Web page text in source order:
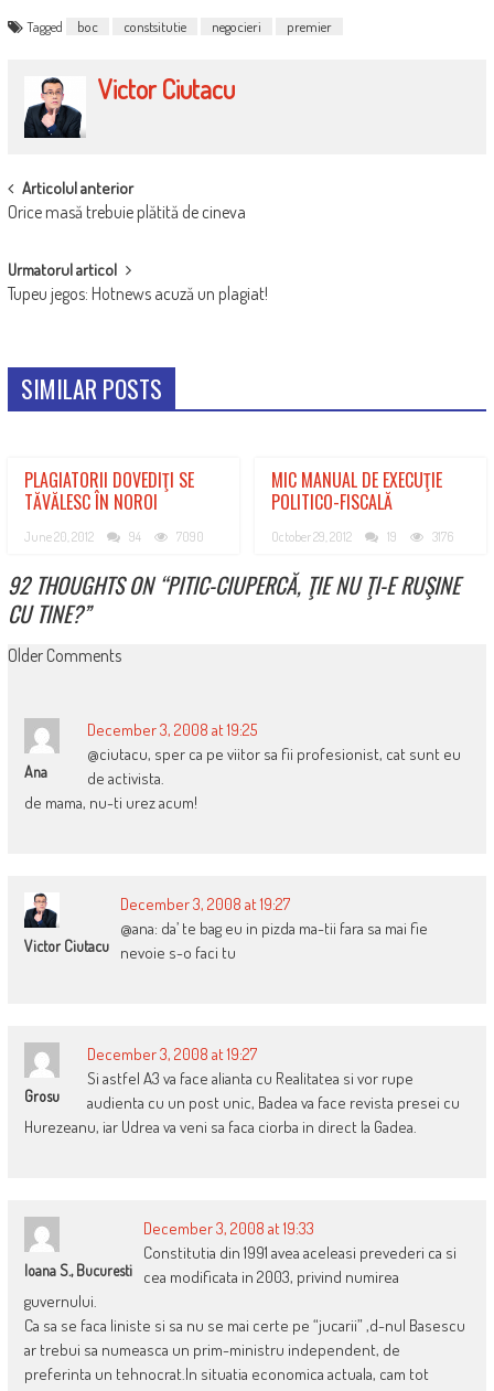
Tagged boc constsitutie negocieri premier
Victor Ciutacu
POST
NAVIGATION
Articolul anterior
Orice masă trebuie plătită de cineva
Urmatorul articol
Tupeu jegos: Hotnews acuză un plagiat!
SIMILAR POSTS
PLAGIATORII DOVEDIŢI SE
TĂVĂLESC ÎN NOROI
June 20, 2012 94 7090
MIC MANUAL DE EXECUŢIE
POLITICO-FISCALĂ
October 29, 2012 19 3176
92 THOUGHTS ON “PITIC-CIUPERCĂ, ŢIE NU ŢI-E RUŞINE
CU TINE?”
COMMENT
Older Comments
Ana
December 3, 2008 at 19:25
@ciutacu, sper ca pe viitor sa fii profesionist, cat sunt eu
de activista.
de mama, nu-ti urez acum!
Victor Ciutacu
December 3, 2008 at 19:27
@ana: da’ te bag eu in pizda ma-tii fara sa mai fie
nevoie s-o faci tu
Grosu
December 3, 2008 at 19:27
Si astfel A3 va face alianta cu Realitatea si vor rupe
audienta cu un post unic, Badea va face revista presei cu
Hurezeanu, iar Udrea va veni sa faca ciorba in direct la Gadea.
Ioana S., Bucuresti
December 3, 2008 at 19:33
Constitutia din 1991 avea aceleasi prevederi ca si
cea modificata in 2003, privind numirea
guvernului.
Ca sa se faca liniste si sa nu se mai certe pe “jucarii” ,d-nul Basescu
ar trebui sa numeasca un prim-ministru independent, de
preferinta un tehnocrat.In situatia economica actuala, cam tot